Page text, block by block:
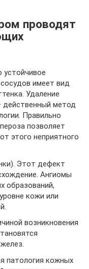
проводят
имеет вид
Удаление
действенный метод
Правильно
позволяет
этого неприятного
Этот дефект
Ангиомы
образований,
кожи или
возникновения
патология кожных